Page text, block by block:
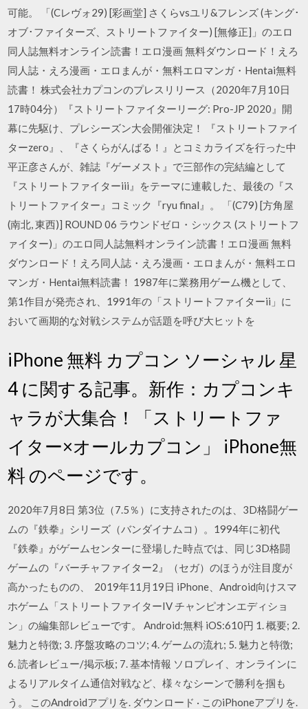
可能。 「(Cレヴォ29) [彩画堂] さくらvsユリ&フレンズ (キング･
オブ･ファイターズ、ストリートファイター) [無修正]」のエロ
同人誌無料オンライン読書！エロ漫画 無料ダウンロード！えろ
同人誌・えろ漫画・エロまんが・無料エロマンガ・Hentai無料
読書！ 株式会社カプコンのプレスリリース（2020年7月10日
17時04分）『ストリートファイターリーグ: Pro-JP 2020』開
幕に先駆け、プレシーズン大会開催決定！ 『ストリートファイ
ターzero』、『さくらがんばる！』とコミカライズを行った中
平正彦さんが、雑誌『ゲーメスト』で三部作の完結編として
『ストリートファイターiii』をテーマに連載した、最後の『ス
トリートファイター』コミック『ryu final』。 「(C79) [方角屋
(南北, 東西)] ROUND 06 ラウンドゼロ・シックス (ストリートフ
ァイター)」のエロ同人誌無料オンライン読書！エロ漫画 無料
ダウンロード！えろ同人誌・えろ漫画・エロまんが・無料エロ
マンガ・Hentai無料読書！ 1987年に業務用ゲーム機として、
第1作目が発売され、1991年の「ストリートファイターii」に
おいて画期的な対戦システムが話題を呼び大ヒットを
iPhone 無料 カプコン ソーシャル 星
4 に関する記事。新作：カプコンキ
ャラが大集合！「ストリートファ
イター×オールカプコン」 iPhone無
料 のページです。
2020年7月8日 第3位（7.5％）に支持されたのは、3D格闘ゲー
ムの『鉄拳』シリーズ（バンダイナムコ）。1994年に初代
『鉄拳』がゲームセンターに登場した時点では、同じ3D格闘
ゲームの『バーチャファイター2』（セガ）のほうが注目度が
高かったものの、 2019年11月19日 iPhone、Android向けスマ
ホゲーム「ストリートファイターIV チャンピオンエディショ
ン」の編集部レビューです。 Android:無料 iOS:610円 1. 概要; 2.
魅力と特徴; 3. 序盤攻略のコツ; 4. ゲームの流れ; 5. 魅力と特徴;
6. 読者レビュー/掲示板; 7. 基本情報 ソロプレイ、オンラインに
よるリアルタイム通信対戦など、様々なシーンで勝利を掴も
う。 このAndroidアプリを. ダウンロード · このiPhoneアプリを.